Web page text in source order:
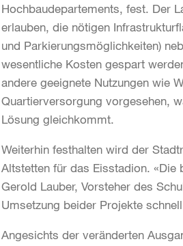
Hochbaudepartements, fest. Der
erlauben, die nötigen
und Parkierungsmöglichkeiten)
wesentliche Kosten gespart
andere geeignete Nutzungen wie
Quartierversorgung vorgesehen,
Lösung gleichkommt.
Weiterhin festhalten wird der
Altstetten für das Eisstadion. «Die
Gerold Lauber, Vorsteher des
Umsetzung beider Projekte
Angesichts der veränderten